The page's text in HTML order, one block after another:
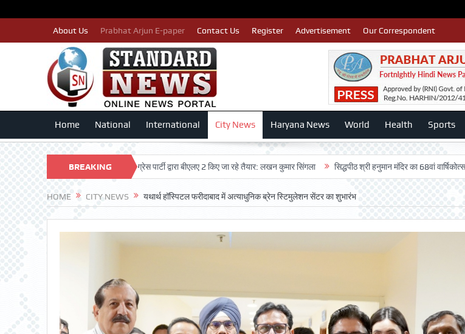
About Us Prabhat Arjun E-paper Contact Us Register Advertisement Our Correspondent
Home National International City News Haryana News World Health Sports
BREAKING
NEWS
का नाम न कटे इसलिए काँग्रेस पार्टी द्वारा बीएलए 2 किए जा रहे तैयार: लखन कुमार सिंगला सिद्धपीठ श्री हनुमान मंदिर का 68वां वार्षिकोत्सव बड़ी
HOME CITY NEWS यथार्थ हॉस्पिटल फरीदाबाद में अत्याधुनिक ब्रेन स्टिमुलेशन सेंटर का शुभारंभ